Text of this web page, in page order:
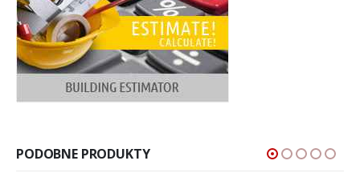
PODOBNE PRODUKTY